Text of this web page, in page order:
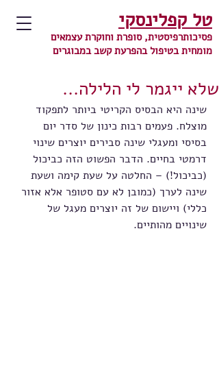
טל קפלינסקי
פסיכותרפיסטית, סופרת וחוקרת עצמאים
מומחית בטיפול בהפרעת קשב במבוגרים
שלא ייגמר לי הלילה...
שינה היא הבסיס הקריטי ביותר לתפקוד
מוצלח. פעמים רבות כינון של סדר יום
בסיסי ומעגלי שינה סבירים יוצרים שינוי
דרמטי בחיים. הדבר הפשוט הזה כביכול
(כביכול!) – החלטה על שעת קימה ושעת
שינה לערך (כמובן לא עם סטופר אלא אזור
כללי) ויישום של זה יוצרים מעגל של
שינויים מהותיים.